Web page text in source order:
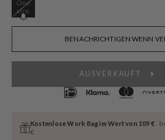
One
sizeVariante
ausverkauft
oder
BENACHRICHTIGEN WENN
AUSVERKAUFT
Kostenlose Work Bag im Wert von 109 €
€